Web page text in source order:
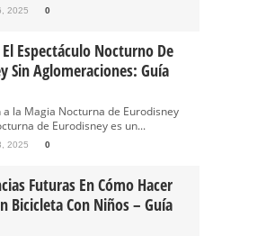
2025 0
Espectáculo Nocturno De
Sin Aglomeraciones: Guía
a la Magia Nocturna de Eurodisney
de Eurodisney es un...
2025 0
Futuras En Cómo Hacer
Bicicleta Con Niños – Guía